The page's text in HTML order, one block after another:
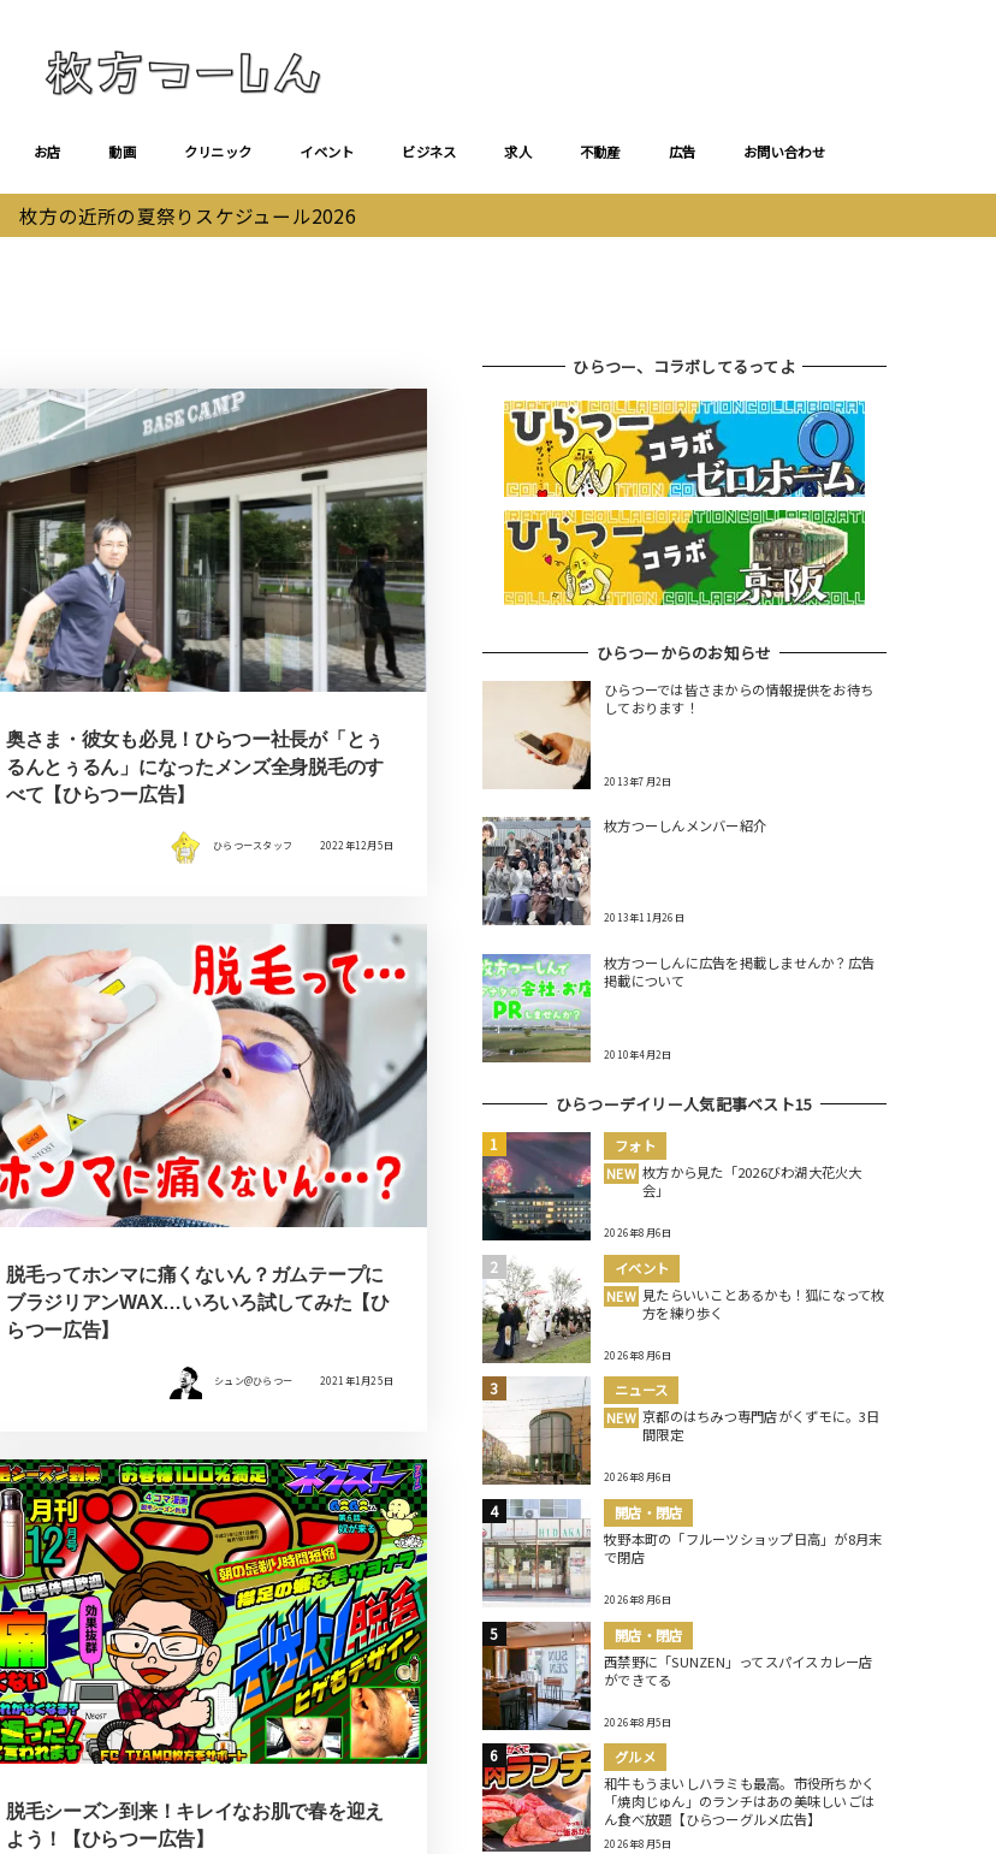
お店 動画 クリニック イベント ビジネス 求人 不動産 広告 お問い合わせ
枚方の近所の夏祭りスケジュール2026
奥さま・彼女も必見！ひらつー社長が「とぅ
るんとぅるん」になったメンズ全身脱毛のす
べて【ひらつー広告】
ひらつースタッフ 2022年12月5日
脱毛ってホンマに痛くないん？ガムテープに
ブラジリアンWAX…いろいろ試してみた【ひ
らつー広告】
シュン@ひらつー 2021年1月25日
脱毛シーズン到来！キレイなお肌で春を迎え
よう！【ひらつー広告】
ひらつー、コラボしてるってよ
ひらつーからのお知らせ
ひらつーでは皆さまからの情報提供をお待ち
しております！
2013年7月2日
枚方つーしんメンバー紹介
2013年11月26日
枚方つーしんに広告を掲載しませんか？広告
掲載について
2010年4月2日
ひらつーデイリー人気記事ベスト15
フォト
NEW 枚方から見た「2026びわ湖大花火大
会」
2026年8月6日
イベント
NEW 見たらいいことあるかも！狐になって枚
方を練り歩く
2026年8月6日
ニュース
NEW 京都のはちみつ専門店がくずモに。3日
間限定
2026年8月6日
開店・閉店
牧野本町の「フルーツショップ日高」が8月末
で閉店
2026年8月6日
開店・閉店
西禁野に「SUNZEN」ってスパイスカレー店
ができてる
2026年8月5日
グルメ
和牛もうまいしハラミも最高。市役所ちかく
「焼肉じゅん」のランチはあの美味しいごは
ん食べ放題【ひらつーグルメ広告】
2026年8月5日